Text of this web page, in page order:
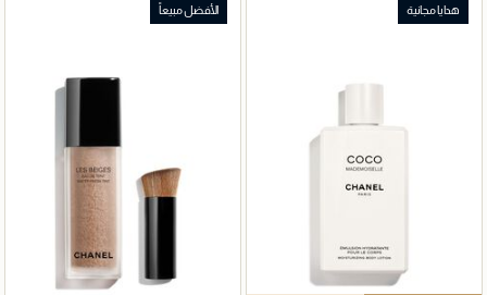
هدايا مجانية الأفضل مبيعاً